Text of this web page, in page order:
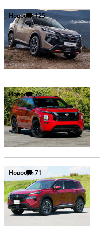
Новости125
Новости76
Новости71